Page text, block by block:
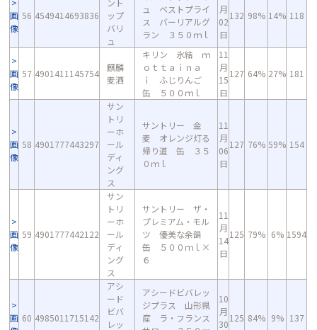
画
像
56 4549414693836
ント
ップ
バリ
ュ
ュ ベストプライ
ス バーリアルグ
ラン ３５０ｍｌ
月
02
日
132 98% 14% 118
画
像
57 4901411145754
麒麟
麦酒
キリン 氷結 ｍ
ｏｔｔａｉｎａ
ｉ ふじりんご
缶 ５００ｍｌ
11
月
15
日
127 64% 27% 181
画
像
58 4901777443297
サン
トリ
ーホ
ール
ディ
ング
ス
サントリー 金
麦 オレンジ灯る
帰り道 缶 ３５
０ｍｌ
11
月
06
日
127 76% 59% 154
画
像
59 4901777442122
サン
トリ
ーホ
ール
ディ
ング
ス
サントリー ザ・
プレミアム・モル
ツ 優美な余韻
缶 ５００ｍｌ×
６
11
月
14
日
125 79% 6% 1594
画 60 4985011715142
アシ
ード
ビバ
レッ
アシードビバレッ
ジプラス 山形県
産 ラ・フランス
10
月
30
125 84% 9% 137